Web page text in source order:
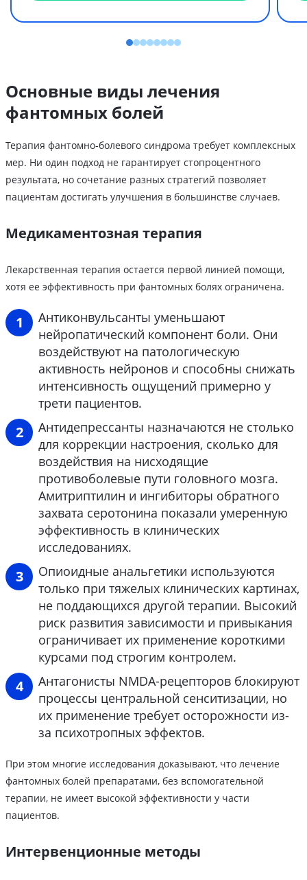
Основные виды лечения
фантомных болей
Терапия фантомно-болевого синдрома требует комплексных
мер. Ни один подход не гарантирует стопроцентного
результата, но сочетание разных стратегий позволяет
пациентам достигать улучшения в большинстве случаев.
Медикаментозная терапия
Лекарственная терапия остается первой линией помощи,
хотя ее эффективность при фантомных болях ограничена.
Антиконвульсанты уменьшают
нейропатический компонент боли. Они
воздействуют на патологическую
активность нейронов и способны снижать
интенсивность ощущений примерно у
трети пациентов.
Антидепрессанты назначаются не столько
для коррекции настроения, сколько для
воздействия на нисходящие
противоболевые пути головного мозга.
Амитриптилин и ингибиторы обратного
захвата серотонина показали умеренную
эффективность в клинических
исследованиях.
Опиоидные анальгетики используются
только при тяжелых клинических картинах,
не поддающихся другой терапии. Высокий
риск развития зависимости и привыкания
ограничивает их применение короткими
курсами под строгим контролем.
Антагонисты NMDA-рецепторов блокируют
процессы центральной сенситизации, но
их применение требует осторожности из-
за психотропных эффектов.
При этом многие исследования доказывают, что лечение
фантомных болей препаратами, без вспомогательной
терапии, не имеет высокой эффективности у части
пациентов.
Интервенционные методы